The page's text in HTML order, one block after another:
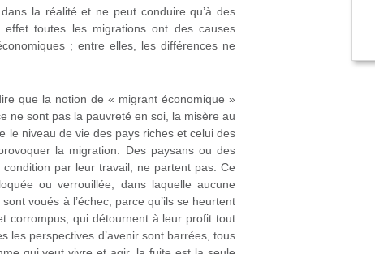
la réalité et ne peut conduire qu’à des
toutes les migrations ont des causes
; entre elles, les différences ne
que la notion de « migrant économique »
ne sont pas la pauvreté en soi, la misère au
le niveau de vie des pays riches et celui des
la migration. Des paysans ou des
par leur travail, ne partent pas. Ce
ou verrouillée, dans laquelle aucune
voués à l’échec, parce qu’ils se heurtent
corrompus, qui détournent à leur profit tout
les perspectives d’avenir sont barrées, tous